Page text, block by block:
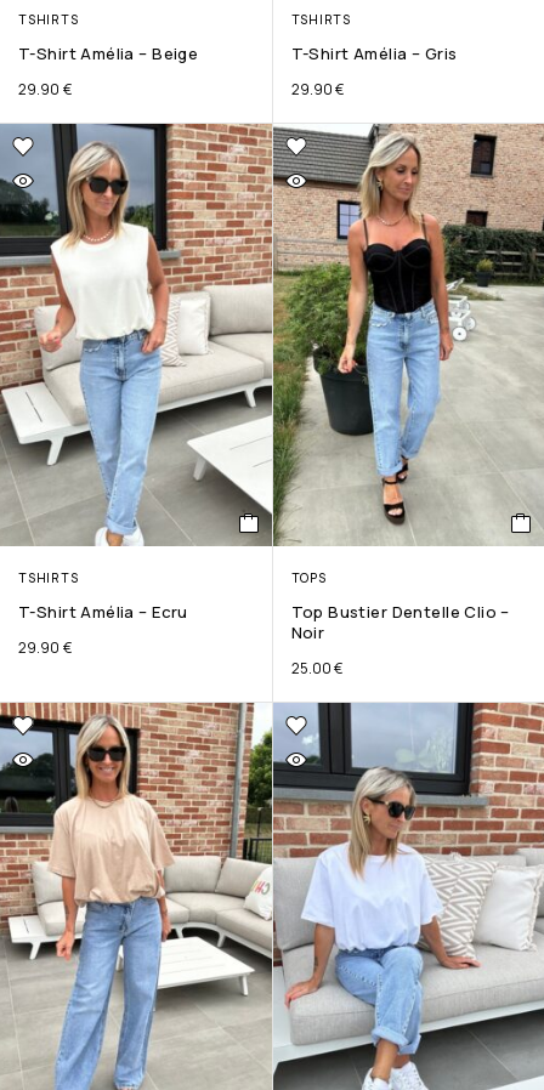
TSHIRTS
T-Shirt Amélia – Beige
29.90 €
TSHIRTS
T-Shirt Amélia – Gris
29.90€
TSHIRTS
T-Shirt Amélia – Ecru
29.90 €
TOPS
Top Bustier Dentelle Clio –
Noir
25.00€